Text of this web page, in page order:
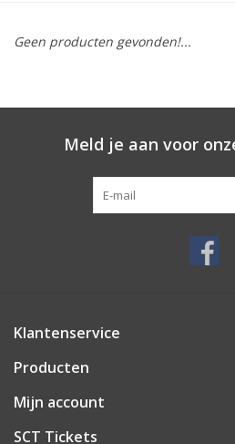
Geen producten gevonden!...
Meld je aan voor
Klantenservice
Producten
Mijn account
SCT Tickets